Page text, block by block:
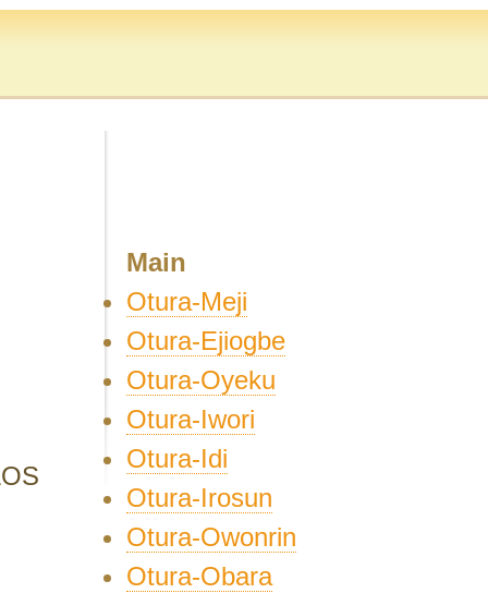
Main
Otura-Meji
Otura-Ejiogbe
Otura-Oyeku
Otura-Iwori
Otura-Idi
Otura-Irosun
Otura-Owonrin
Otura-Obara